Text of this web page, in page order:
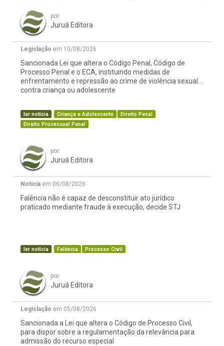
por:
Juruá Editora
Legislação em 10/08/2026
Sancionada Lei que altera o Código Penal, Código de
Processo Penal e o ECA, instituindo medidas de
enfrentamento e repressão ao crime de violência sexual
contra criança ou adolescente
ler notícia Criança e Adolescente
Direito Penal
Direito Processual Penal
por:
Juruá Editora
Notícia em 06/08/2026
Falência não é capaz de desconstituir ato jurídico
praticado mediante fraude à execução, decide STJ
ler notícia Falência Processo Civil
por:
Juruá Editora
Legislação em 05/08/2026
Sancionada a Lei que altera o Código de Processo Civil,
para dispor sobre a regulamentação da relevância para
admissão do recurso especial